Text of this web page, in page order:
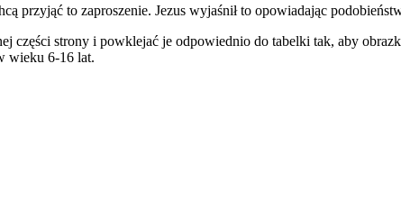
przyjąć to zaproszenie. Jezus wyjaśnił to opowiadając
części strony i powklejać je odpowiednio do tabelki tak, aby
wieku 6-16 lat.